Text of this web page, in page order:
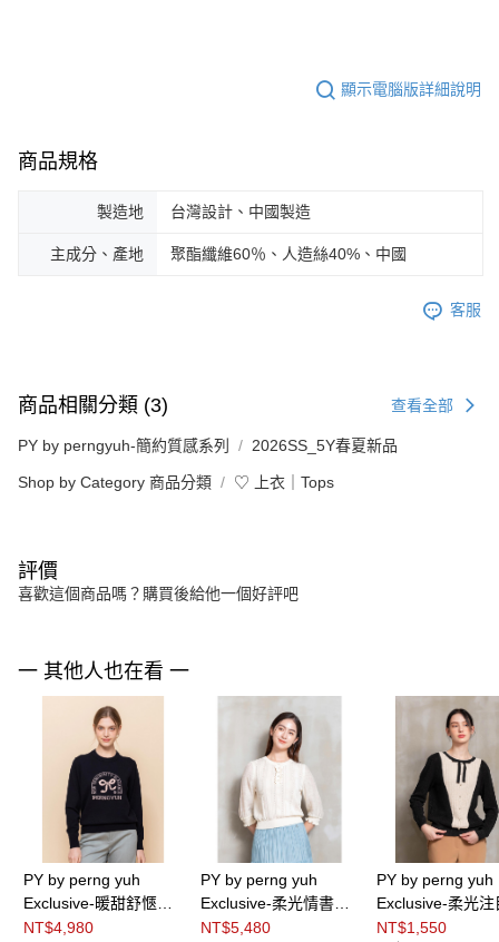
顯示電腦版詳細說明
商品規格
製造地 台灣設計、中國製造
主成分、產地 聚酯纖維60％、人造絲40%、中國
客服
商品相關分類 (3) 查看全部
PY by perngyuh-簡約質感系列 2026SS_5Y春夏新品
Shop by Category 商品分類 ♡ 上衣｜Tops
評價
喜歡這個商品嗎？購買後給他一個好評吧
一 其他人也在看 一
PY by perng yuh
Exclusive-暖甜舒愜緹
花珠飾針織衫
NT$4,980
PY by perng yuh
Exclusive-柔光情書拼
接袖針織衫
NT$5,480
PY by perng yuh
Exclusive-柔光注
型配色蔥紗嵌織
NT$1,550